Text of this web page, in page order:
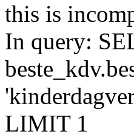
this is
In query:
LIMIT 1